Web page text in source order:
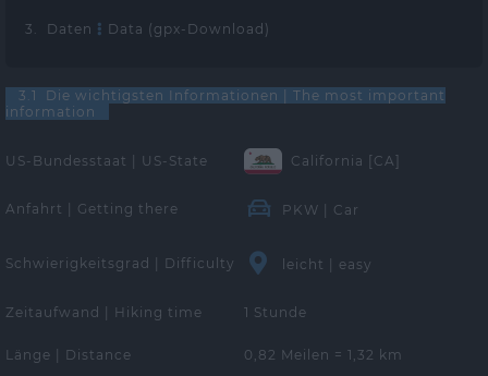
3. Daten Data (gpx-Download)
3.1 Die wichtigsten Informationen | The most important
information
US-Bundesstaat | US-State California [CA]
Anfahrt | Getting there PKW | Car
Schwierigkeitsgrad | Difficulty leicht | easy
Zeitaufwand | Hiking time 1 Stunde
Länge | Distance 0,82 Meilen = 1,32 km